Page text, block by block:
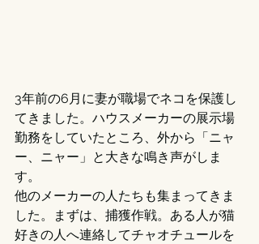
3年前の6月に妻が職場でネコを保護し
てきました。ハウスメーカーの展示場
勤務をしていたところ、外から「ニャ
ー、ニャー」と大きな鳴き声がしま
す。
他のメーカーの人たちも集まってきま
した。まずは、捕獲作戦。ある人が猫
好きの人へ連絡してチャオチュールを